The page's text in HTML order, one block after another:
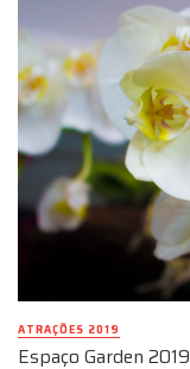
ATRAÇÕES 2019
Espaço Garden 2019